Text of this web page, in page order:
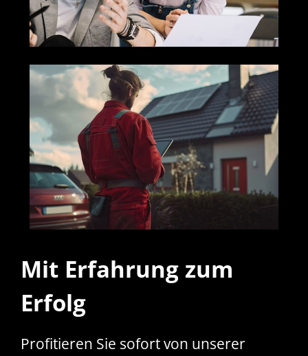
Mit Erfahrung zum
Erfolg
Profitieren Sie sofort von unserer